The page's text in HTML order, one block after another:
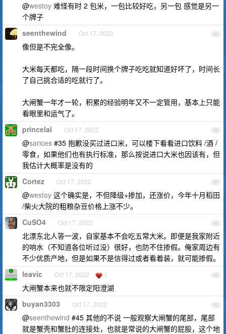
@westoy 难怪有时 2 包米，一包比较好吃，另一包 感觉是另一
个牌子
45
seenthewind Oct 17, 2022
像但是不完全像。
大米每天都吃，隔一段时间换个牌子吃吃就知道好坏了，时间长
了自己挑合适的吃就行了。
大闸蟹一年才一轮，积累的经验明年又不一定管用，基本上只能
看眼里和运气了。
46
princelai Oct 17, 2022
@sarices #35 抱歉没买过进口米，可以楼下看看进口饮料 /酒 /
零食，如果他们也有执行标准，那么按说进口大米也因该有，但
我估计大概率是没有的
47
Cortez Oct 17, 2022
@westoy 这个确实是，不但降级+掺加，还涨价，今年十月稻田
/柴火大院的粗粮杂豆价格上涨不少。
48
CuSO4 Oct 17, 2022
北漂东北人答一波，自家基本不会吃五常大米。即便是我家附近
的响水（不知道各位听过没）很好，也防不住掺假。俺家周边有
不少优质产地，但是如果不是信得过或者看着装，就可能掺假。
49
leavic Oct 17, 2022 1
大闸蟹本来也就不限定阳澄湖
50
buyan3303 Oct 17, 2022
@seenthewind #45 其他的不说 一般观察大闸蟹的尾部，尾部
就是蟹壳和蟹肚的连接处，也就是常说的大闸蟹的屁股，这个地